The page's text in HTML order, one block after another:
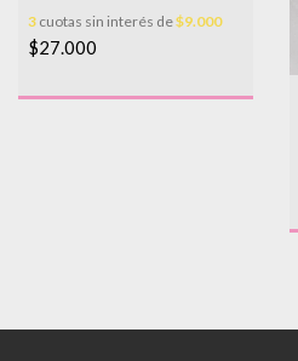
3 cuotas sin interés de$9.000
$27.000